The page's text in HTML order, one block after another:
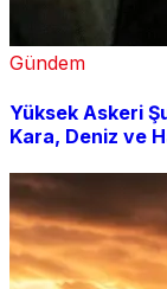
Gündem
Yüksek Askeri
Kara, Deniz ve